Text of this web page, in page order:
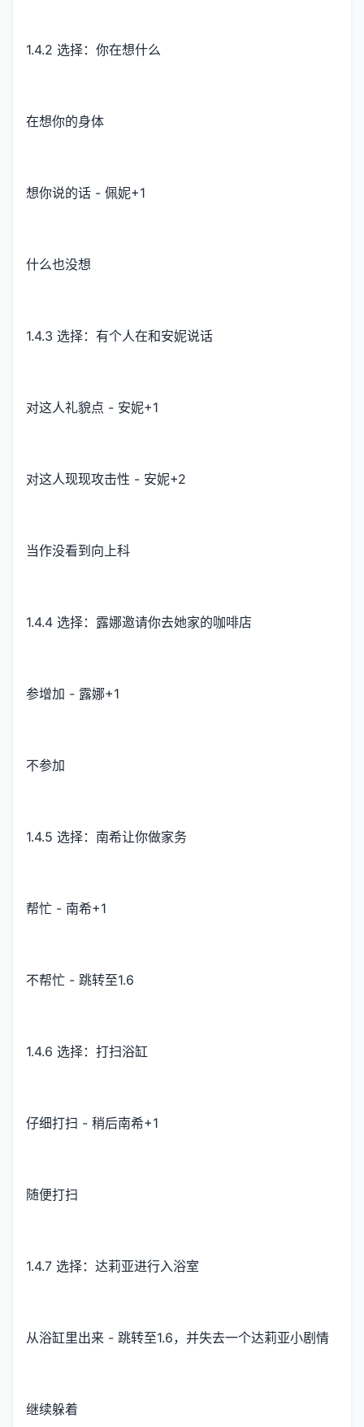
1.4.2 选择：你在想什么
在想你的身体
想你说的话 - 佩妮+1
什么也没想
1.4.3 选择：有个人在和安妮说话
对这人礼貌点 - 安妮+1
对这人现现攻击性 - 安妮+2
当作没看到向上科
1.4.4 选择：露娜邀请你去她家的咖啡店
参增加 - 露娜+1
不参加
1.4.5 选择：南希让你做家务
帮忙 - 南希+1
不帮忙 - 跳转至1.6
1.4.6 选择：打扫浴缸
仔细打扫 - 稍后南希+1
随便打扫
1.4.7 选择：达莉亚进行入浴室
从浴缸里出来 - 跳转至1.6，并失去一个达莉亚小剧情
继续躲着